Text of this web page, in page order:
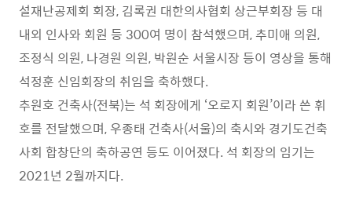
설재난공제회 회장, 김록권 대한의사협회 상근부회장 등 대
내외 인사와 회원 등 300여 명이 참석했으며, 추미애 의원,
조정식 의원, 나경원 의원, 박원순 서울시장 등이 영상을 통해
석정훈 신임회장의 취임을 축하했다.
추원호 건축사(전북)는 석 회장에게 ‘오로지 회원’이라 쓴 휘
호를 전달했으며,우종태 건축사(서울)의 축시와 경기도건축
사회 합창단의 축하공연 등도 이어졌다. 석 회장의 임기는
2021년 2월까지다.